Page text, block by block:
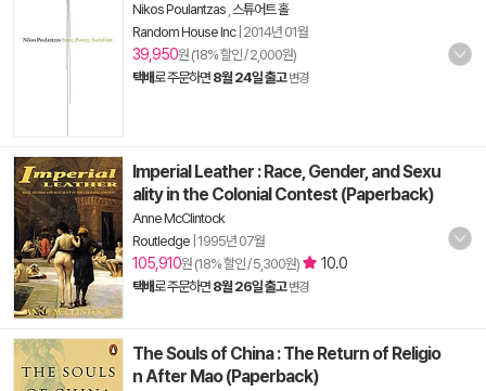
Nikos Poulantzas 스튜어트 홀
Random House Inc| 2014년 01월
39,950원 (18% 할인 / 2,000원)
택배로 주문하면 8월 24일 출고 변경
Imperial Leather : Race, Gender, and Sexu
ality in the Colonial Contest (Paperback)
Anne McClintock
Routledge 1995년 07월
105,910원 (18% 할인 / 5,300원) 10.0
택배로 주문하면 8월 26일 출고 변경
The Souls of China : The Return of Religio
n After Mao (Paperback)